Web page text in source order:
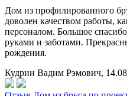
Дом из профилированного
доволен качеством работы,
персоналом. Большое
руками и заботами.
рождения.
Кудрин Вадим Рэмович,